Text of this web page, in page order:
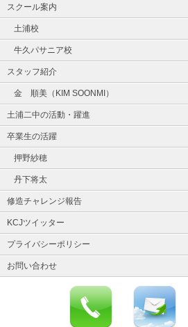
スクール案内
土浦校
牛久パサニア校
スタッフ紹介
金 順美（KIM SOONMI）
土浦二中の活動・躍進
卒業生の活躍
押野紗穂
丹下将太
修造チャレンジ報告
KCJツイッター
プライバシーポリシー
お問い合わせ